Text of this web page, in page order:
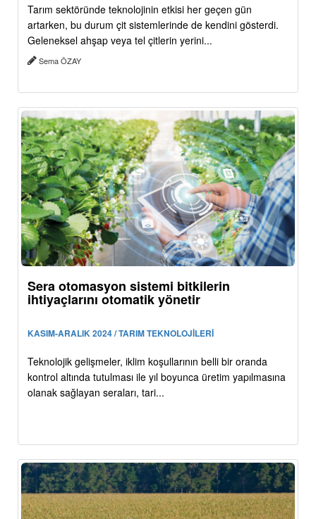
Tarım sektöründe teknolojinin etkisi her geçen gün
artarken, bu durum çit sistemlerinde de kendini gösterdi.
Geleneksel ahşap veya tel çitlerin yerini...
Sema ÖZAY
Sera otomasyon sistemi bitkilerin
ihtiyaçlarını otomatik yönetir
KASIM-ARALIK 2024 / TARIM TEKNOLOJİLERİ
Teknolojik gelişmeler, iklim koşullarının belli bir oranda
kontrol altında tutulması ile yıl boyunca üretim yapılmasına
olanak sağlayan seraları, tari...